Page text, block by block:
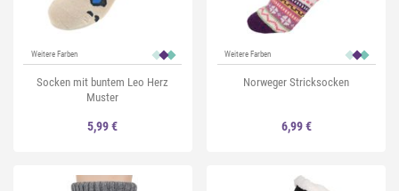
Weitere Farben
Socken mit buntem Leo Herz
Muster
5,99 €
Weitere Farben
Norweger Stricksocken
6,99 €